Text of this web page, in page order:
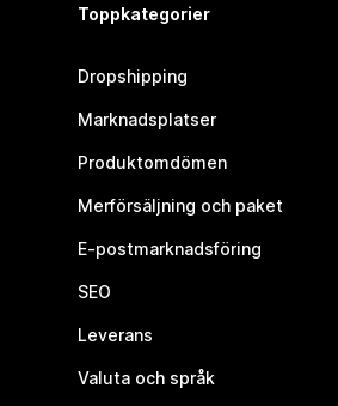
Toppkategorier
Dropshipping
Marknadsplatser
Produktomdömen
Merförsäljning och paket
E-postmarknadsföring
SEO
Leverans
Valuta och språk